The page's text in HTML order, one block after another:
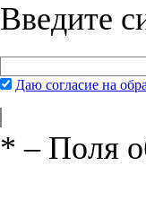
Введите
Даю согласие на
* – Поля